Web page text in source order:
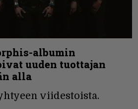
albumin
uuden tuottajan
alla
viidestoista.